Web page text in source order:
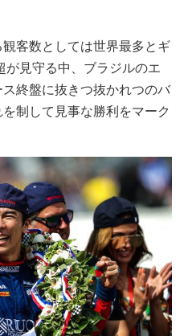
客数としては世界最多とギ
見守る中、ブラジルのエ
終盤に抜きつ抜かれつのバ
制して見事な勝利をマーク